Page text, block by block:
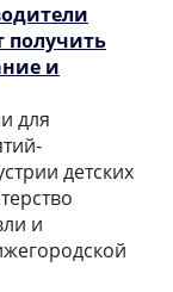
получить
и
для
детских
и